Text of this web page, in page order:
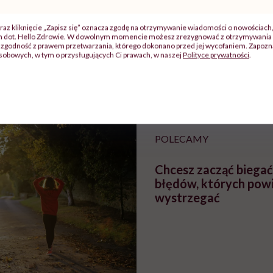
Instrukcja". Tym
atakach paniki.
POLECAMY
Chcesz zacząć
błędów, których
wystrzegać
kliknięcie „Zapisz się” oznacza zgodę na otrzymywanie wiadomości o
dot. Hello Zdrowie. W dowolnym momencie możesz zrezygnować z
zgodność z prawem przetwarzania, którego dokonano przed jej wycofaniem.
w tym o przysługujących Ci prawach, w naszejPolityce prywatności.